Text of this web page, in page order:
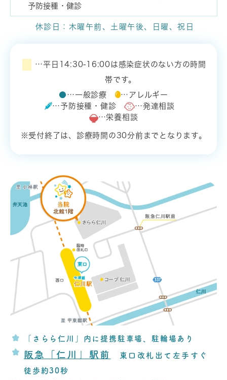
予防接種・健診
休診日：木曜午前、土曜午後、日曜、祝日
…平日14:30-16:00は感染症状のない方の時間
帯です。
● …一般診療
…アレルギー
…予防接種・健診
…発達相談
…栄養相談
※受付終了は、診療時間の30分前までとなります。
「さらら仁川」内に提携駐車場、駐輪場あり
阪急「仁川」駅前
東口改札出て左手すぐ
徒歩約30秒